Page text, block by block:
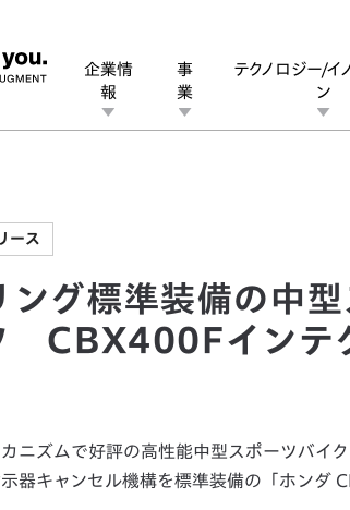
企業情
報
リー
事
業
その他事業
テクノロジー/イ
ン
ノベーション
ガバナンス
債券情報
アリング標準装備の中型スポーツバイク「ホ
ース
ング標準装備の中
CBX400Fインテ
ニズムで好評の高性能中型スポーツバイ
器キャンセル機構を標準装備の「ホンダ